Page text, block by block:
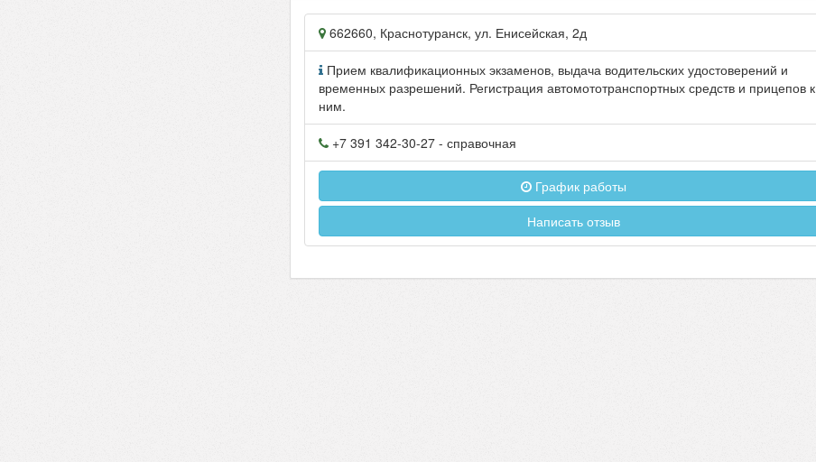
662660, Краснотуранск, ул. Енисейская, 2д
Прием квалификационных экзаменов, выдача водительских удостоверений и
временных разрешений. Регистрация автомототранспортных средств и прицепов к
ним.
+7 391 342-30-27 - справочная
График работы
Написать отзыв